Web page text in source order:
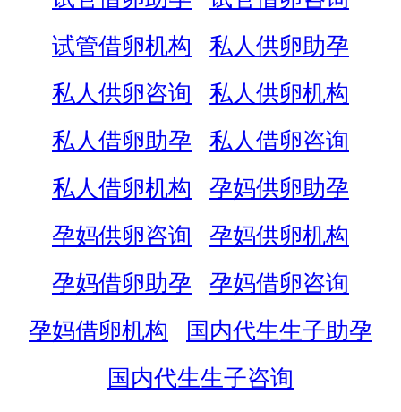
试管借卵机构
私人供卵助孕
私人供卵咨询
私人供卵机构
私人借卵助孕
私人借卵咨询
私人借卵机构
孕妈供卵助孕
孕妈供卵咨询
孕妈供卵机构
孕妈借卵助孕
孕妈借卵咨询
孕妈借卵机构
国内代生生子助孕
国内代生生子咨询